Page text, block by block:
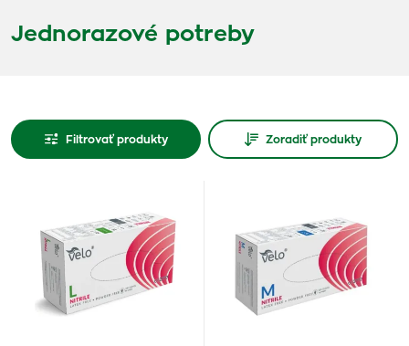
Jednorazové potreby
Filtrovať produkty Zoradiť produkty